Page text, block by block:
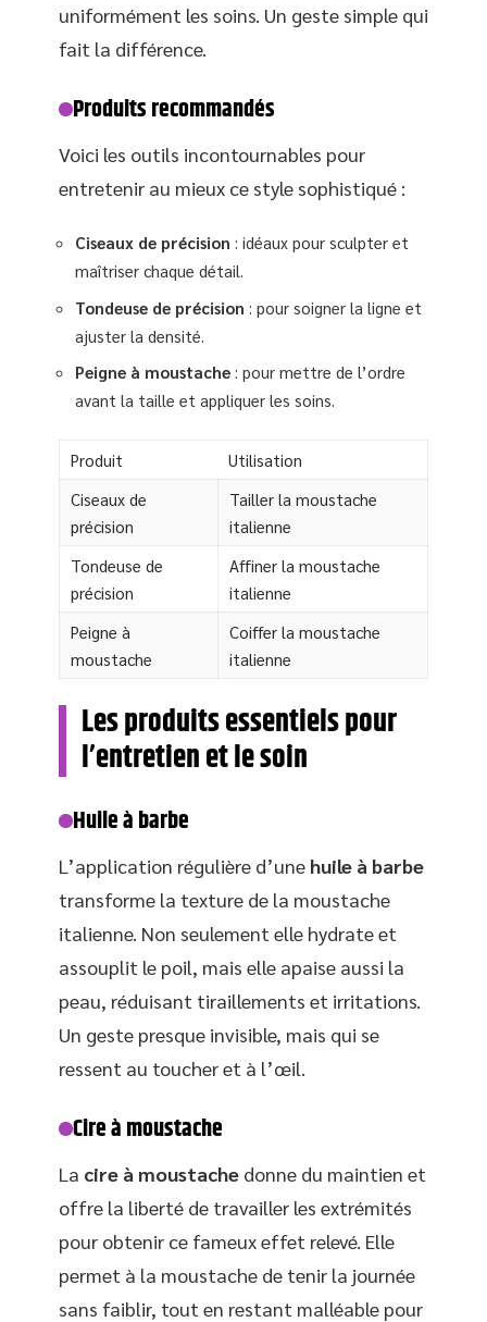
uniformément les soins. Un geste simple qui
fait la différence.
Produits recommandés
Voici les outils incontournables pour
entretenir au mieux ce style sophistiqué :
Ciseaux de précision : idéaux pour sculpter et
maîtriser chaque détail.
Tondeuse de précision : pour soigner la ligne et
ajuster la densité.
Peigne à moustache : pour mettre de l’ordre
avant la taille et appliquer les soins.
Produit
Utilisation
Ciseaux de
précision
Tailler la moustache
italienne
Tondeuse de
précision
Affiner la moustache
italienne
Peigne à
moustache
Coiffer la moustache
italienne
Les produits essentiels pour
l’entretien et le soin
Huile à barbe
L’application régulière d’une huile à barbe
transforme la texture de la moustache
italienne. Non seulement elle hydrate et
assouplit le poil, mais elle apaise aussi la
peau, réduisant tiraillements et irritations.
Un geste presque invisible, mais qui se
ressent au toucher et à l’œil.
Cire à moustache
La cire à moustache donne du maintien et
offre la liberté de travailler les extrémités
pour obtenir ce fameux effet relevé. Elle
permet à la moustache de tenir la journée
sans faiblir, tout en restant malléable pour